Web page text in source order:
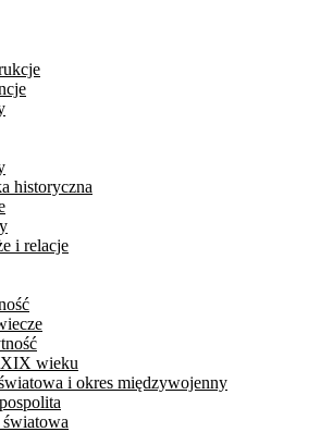
historyczna
i relacje
wieku
i okres międzywojenny